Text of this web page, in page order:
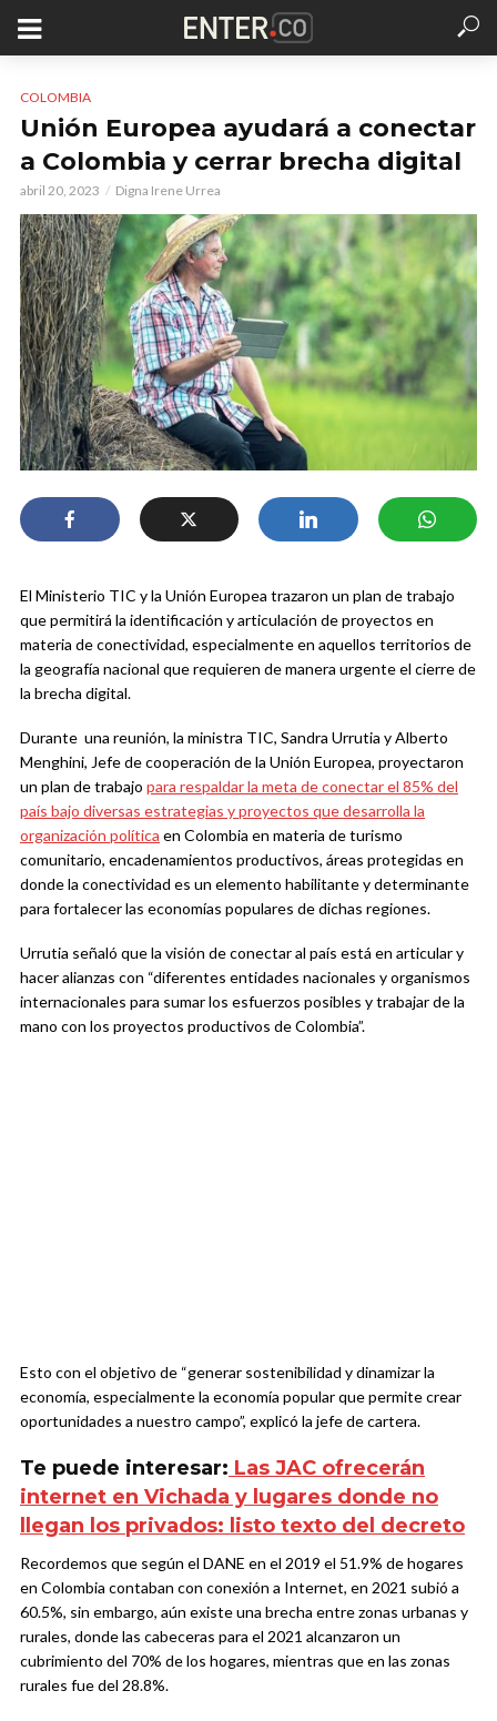
COLOMBIA
Unión Europea ayudará a conectar
a Colombia y cerrar brecha digital
abril 20, 2023 Digna Irene Urrea
El Ministerio TIC y la Unión Europea trazaron un plan de trabajo
que permitirá la identificación y articulación de proyectos en
materia de conectividad, especialmente en aquellos territorios de
la geografía nacional que requieren de manera urgente el cierre de
la brecha digital.
Durante una reunión, la ministra TIC, Sandra Urrutia y Alberto
Menghini, Jefe de cooperación de la Unión Europea, proyectaron
un plan de trabajo para respaldar la meta de conectar el 85% del
país bajo diversas estrategias y proyectos que desarrolla la
organización política en Colombia en materia de turismo
comunitario, encadenamientos productivos, áreas protegidas en
donde la conectividad es un elemento habilitante y determinante
para fortalecer las economías populares de dichas regiones.
Urrutia señaló que la visión de conectar al país está en articular y
hacer alianzas con “diferentes entidades nacionales y organismos
internacionales para sumar los esfuerzos posibles y trabajar de la
mano con los proyectos productivos de Colombia”.
Esto con el objetivo de “generar sostenibilidad y dinamizar la
economía, especialmente la economía popular que permite crear
oportunidades a nuestro campo”, explicó la jefe de cartera.
Te puede interesar: Las JAC ofrecerán
internet en Vichada y lugares donde no
llegan los privados: listo texto del decreto
Recordemos que según el DANE en el 2019 el 51.9% de hogares
en Colombia contaban con conexión a Internet, en 2021 subió a
60.5%, sin embargo, aún existe una brecha entre zonas urbanas y
rurales, donde las cabeceras para el 2021 alcanzaron un
cubrimiento del 70% de los hogares, mientras que en las zonas
rurales fue del 28.8%.